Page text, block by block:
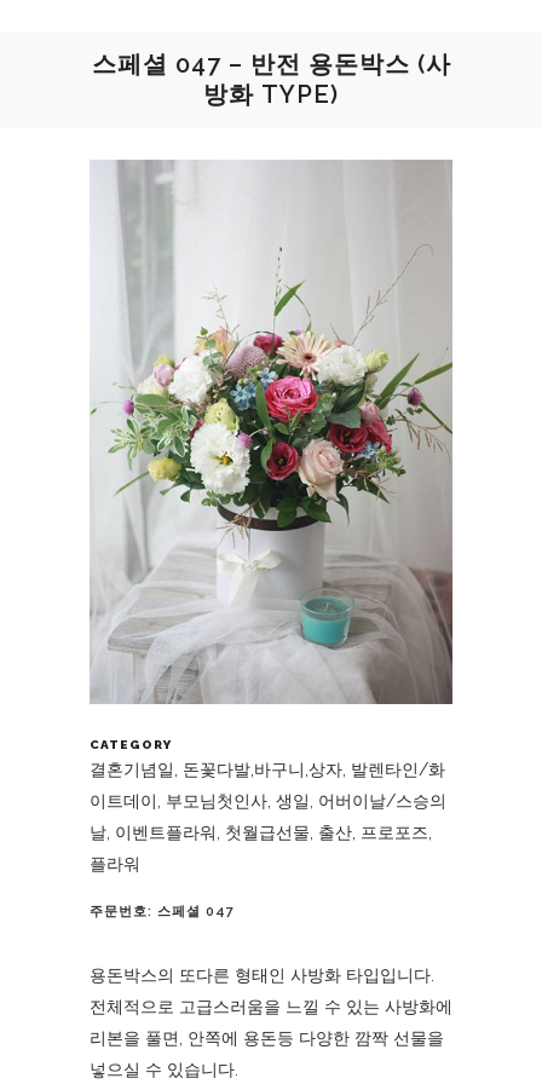
스페셜 047 – 반전 용돈박스 (사
방화 TYPE)
CATEGORY
결혼기념일, 돈꽃다발,바구니,상자, 발렌타인/화
이트데이, 부모님첫인사, 생일, 어버이날/스승의
날, 이벤트플라워, 첫월급선물, 출산, 프로포즈,
플라워
주문번호: 스페셜 047
용돈박스의 또다른 형태인 사방화 타입입니다.
전체적으로 고급스러움을 느낄 수 있는 사방화에
리본을 풀면, 안쪽에 용돈등 다양한 깜짝 선물을
넣으실 수 있습니다.